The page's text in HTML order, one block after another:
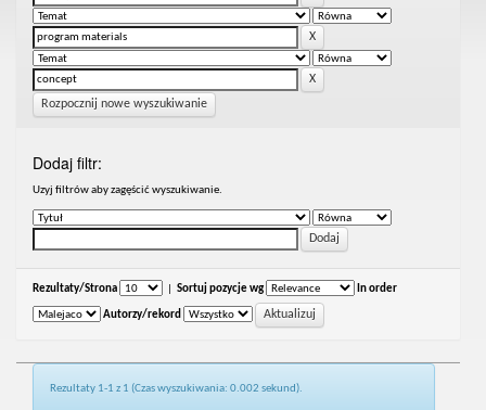
Rozpocznij nowe wyszukiwanie
Dodaj filtr:
Uzyj filtrów aby zagęścić wyszukiwanie.
Rezultaty/Strona Sortuj pozycje wg In order
Autorzy/rekord
Rezultaty 1-1 z 1 (Czas wyszukiwania: 0.002 sekund).